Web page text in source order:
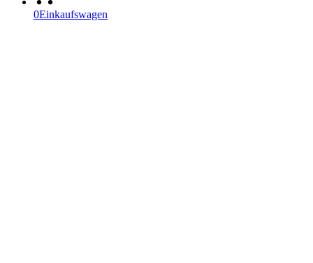
0Einkaufswagen